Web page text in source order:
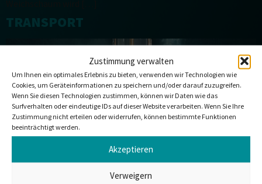
Zustimmung verwalten
Um Ihnen ein optimales Erlebnis zu bieten, verwenden wir Technologien wie
Cookies, um Geräteinformationen zu speichern und/oder darauf zuzugreifen.
Wenn Sie diesen Technologien zustimmen, können wir Daten wie das
Surfverhalten oder eindeutige IDs auf dieser Website verarbeiten. Wenn Sie Ihre
Zustimmung nicht erteilen oder widerrufen, können bestimmte Funktionen
beeinträchtigt werden.
Akzeptieren
Verweigern
TRANSPORT